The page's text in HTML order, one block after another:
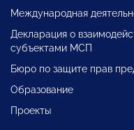
Международная
Декларация о
субъектами МСП
Бюро по защите прав
Образование
Проекты